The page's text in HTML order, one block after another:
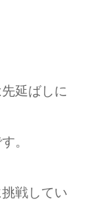
延ばしに
。
戦してい